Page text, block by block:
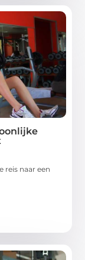
reis naar een